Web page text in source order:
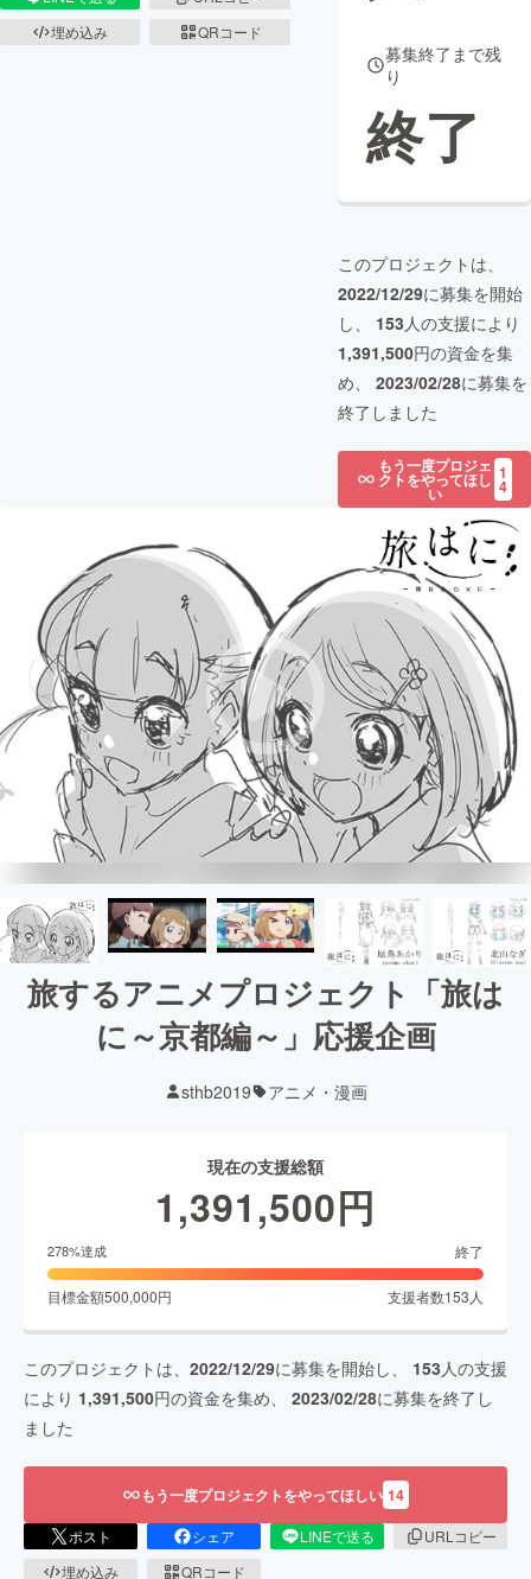
埋め込み
QRコード
募集終了まで残
り
終了
このプロジェクトは、
2022/12/29に募集を開始
し、 153人の支援により
1,391,500円の資金を集
め、 2023/02/28に募集を
終了しました
もう一度プロジェ
クトをやってほし
い
1
4
旅するアニメプロジェクト「旅は
に～京都編～」応援企画
sthb2019 アニメ・漫画
現在の支援総額
1,391,500円
278%達成 終了
目標金額500,000円 支援者数153 人
このプロジェクトは、 2022/12/29に募集を開始し、 153 人の支援
により 1,391,500円の資金を集め、 2023/02/28に募集を終了し
ました
もう一度プロジェクトをやってほしい 14
ポスト シェア LINEで送る
URLコピー
埋め込み
QRコード